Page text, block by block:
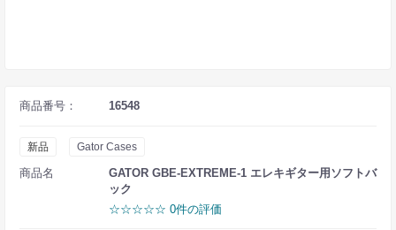
商品番号： 16548
新品 Gator Cases
商品名
GATOR GBE-EXTREME-1 エレキギター用ソフトバ
ック
☆☆☆☆☆ 0件の評価